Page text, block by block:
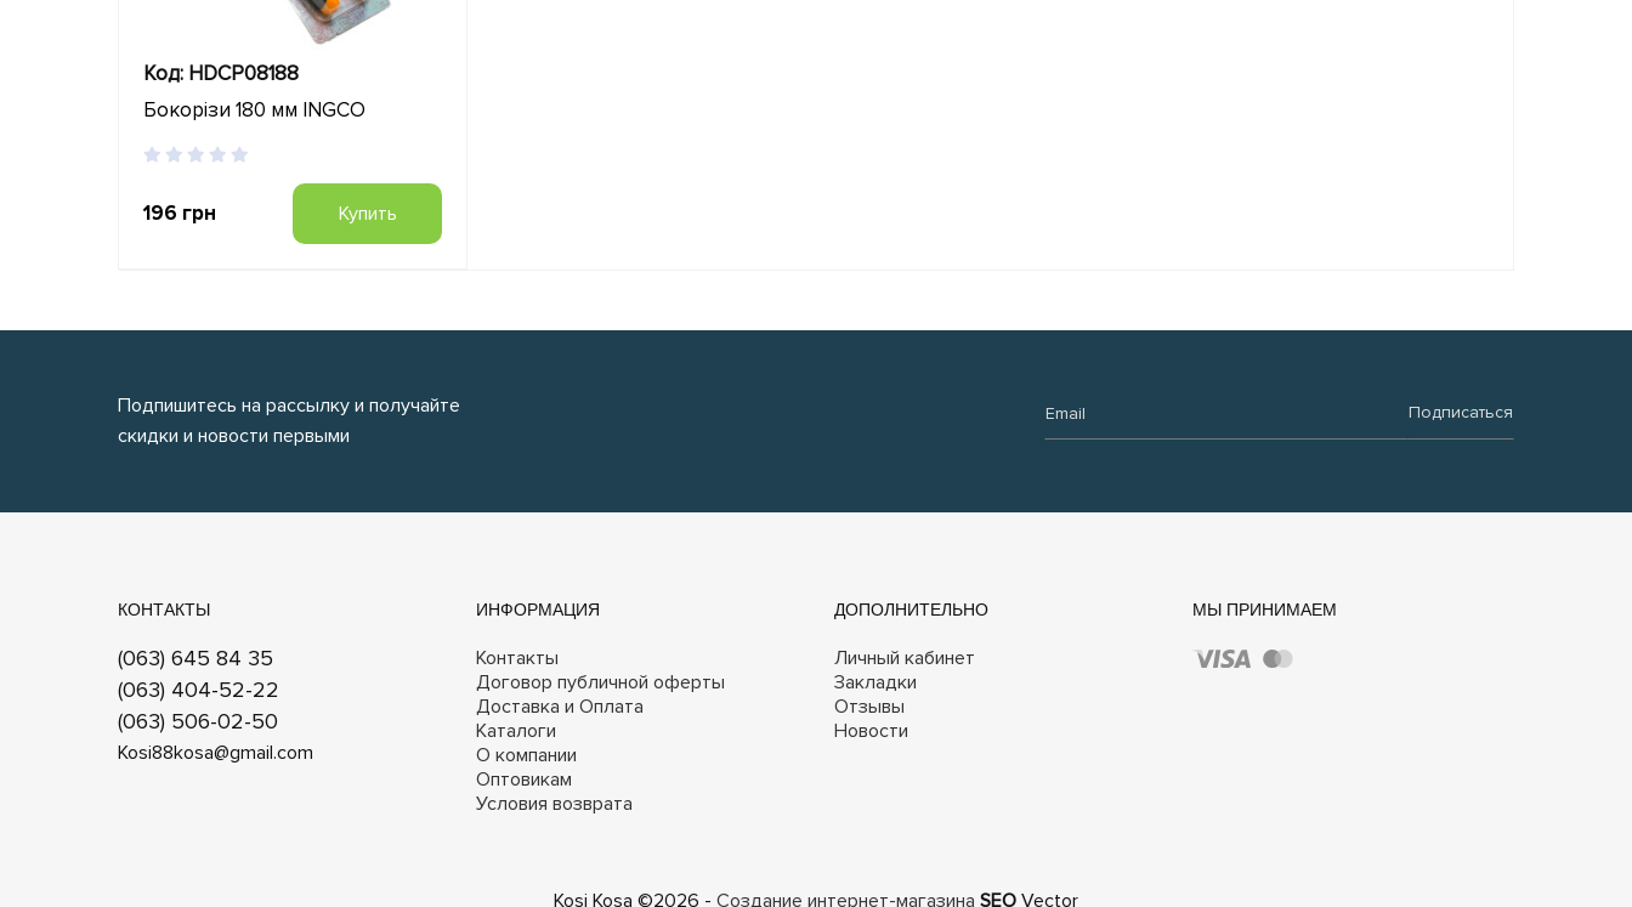
Код: HDCP08188
Бокорізи 180 мм INGCO
196 грн Купить
Подпишитесь на рассылку и получайте
скидки и новости первыми
Подписаться
КОНТАКТЫ
(063) 645 84 35
(063) 404-52-22
(063) 506-02-50
Kosi88kosa@gmail.com
ИНФОРМАЦИЯ
Контакты
Договор публичной оферты
Доставка и Оплата
Каталоги
О компании
Оптовикам
Условия возврата
ДОПОЛНИТЕЛЬНО
Личный кабинет
Закладки
Отзывы
Новости
МЫ ПРИНИМАЕМ
Kosi Kosa ©2026 - Создание интернет-магазина SEO Vector